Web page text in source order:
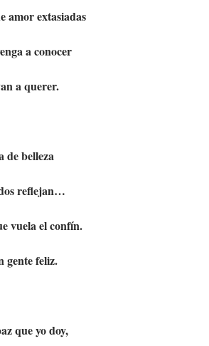
amor extasiadas
a conocer
a querer.
de belleza
reflejan…
vuela el confín.
gente feliz.
que yo doy,